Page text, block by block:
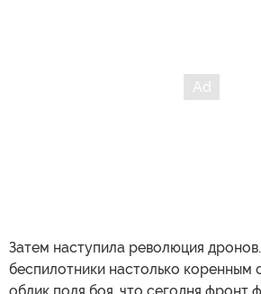
Затем наступила революция
беспилотники настолько коренным